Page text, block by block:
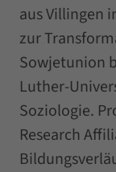
aus Villingen
zur
Sowjetunion
Luther-
Soziologie.
Research